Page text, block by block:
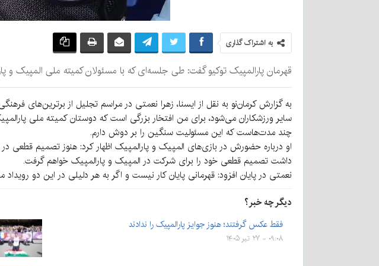
به اشتراک گذاری
قهرمان پارالمپیک توکیو گفت: طی جلسه‌ای که با مسئولان کمیته ملی المپیک
به گزارش کرمان‌نو به نقل از ایسنا، زهرا نعمتی در مراسم تجلیل از برترین‌های
سایر ورزشکاران می‌شود، برای من افتخار بزرگی است که دوستان کمیته ملی
چند مدت‌هاست که این مسئولیت سنگین را بر دوش دارم.
او درباره حضورش در بازی‌های المپیک و پارالمپیک اظهار کرد: هنوز تصمیم
داشت تصمیم قطعی خود را برای شرکت در المپیک و پارالمپیک خواهم گرفت.
نعمتی در پایان افزود: قهرمانی پایان کار نیست و اگر به هر دلیلی در این دو
دیگر چه خبر؟
فقط عکس گرفتند؛ هنوز جوایز پارالمپیک را ندادند
۰۹:۰۸ - ۲۷ تیر ۱۴۰۵